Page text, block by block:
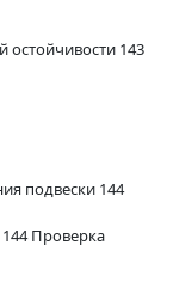
остойчивости 143
подвески 144
Проверка